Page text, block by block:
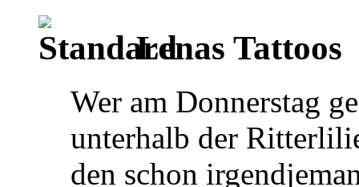
Lenas Tattoos
Wer am Donnerstag
unterhalb der
den schon